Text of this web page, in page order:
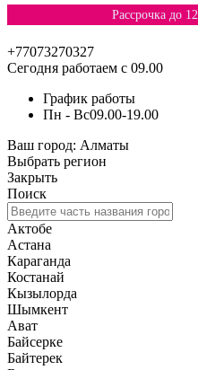
Рассрочка до
+77073270327
Сегодня работаем с 09.00
График работы
Пн - Вс09.00-19.00
Ваш город: Алматы
Выбрать регион
Закрыть
Поиск
Актобе
Астана
Караганда
Костанай
Кызылорда
Шымкент
Ават
Байсерке
Байтерек